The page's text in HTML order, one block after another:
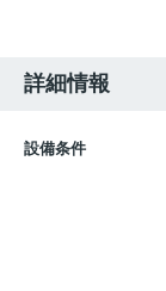
詳細情報
設備条件